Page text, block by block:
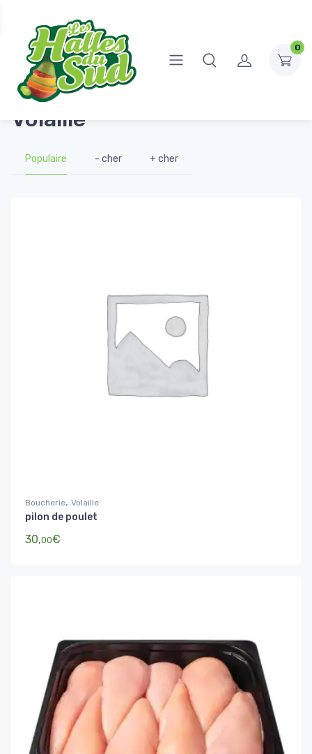
0
Accueil Boucherie
Volaille
Populaire - cher + cher
Boucherie, Volaille
pilon de poulet
30,00€